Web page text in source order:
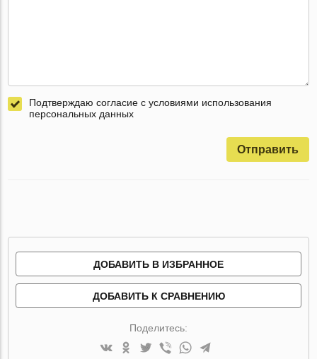
Подтверждаю согласие с условиями использования
персональных данных
Отправить
ДОБАВИТЬ В ИЗБРАННОЕ
ДОБАВИТЬ К СРАВНЕНИЮ
Поделитесь: